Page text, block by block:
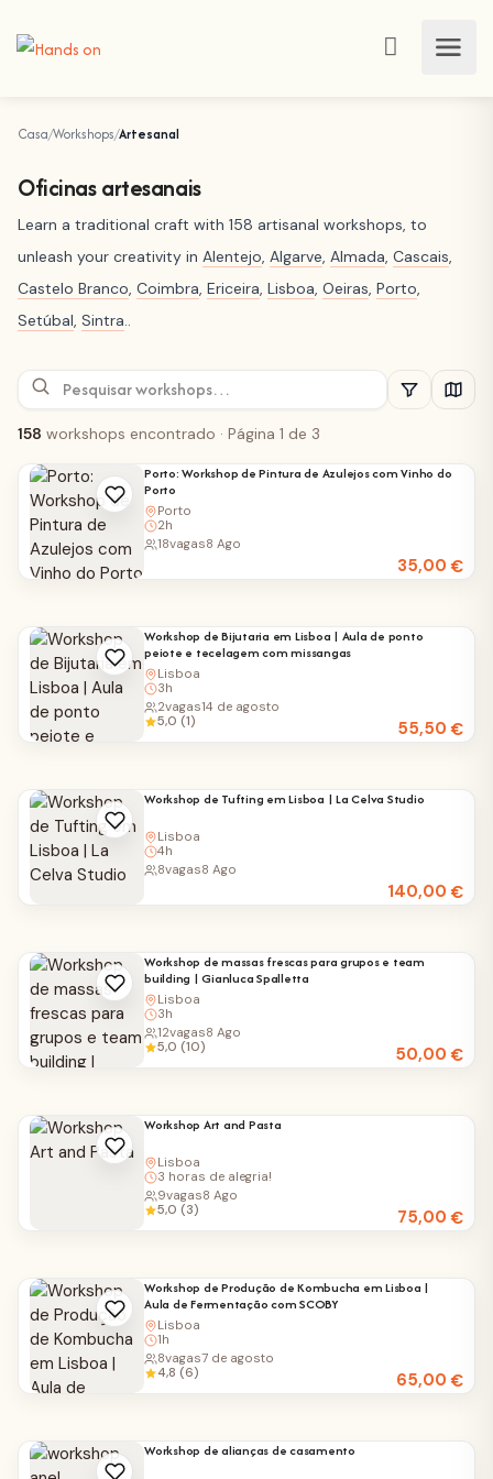
Casa Workshops Artesanal
Oficinas artesanais
Learn a traditional craft with 158 artisanal workshops, to
unleash your creativity in Alentejo, Algarve, Almada, Cascais,
Castelo Branco, Coimbra, Ericeira, Lisboa, Oeiras, Porto,
Setúbal, Sintra..
158 workshops encontrado · Página 1 de 3
Porto: Workshop de Pintura de Azulejos com Vinho do
Porto
Porto
2h
35,00€
18vagas8 Ago
Workshop de Bijutaria em Lisboa | Aula de ponto
peiote e tecelagem com missangas
Lisboa
3h
55,50€
2vagas14 de agosto
5,0 (1)
Workshop de Tufting em Lisboa | La Celva Studio
Lisboa
4h
140,00€
8vagas8 Ago
Workshop de massas frescas para grupos e team
building | Gianluca Spalletta
Lisboa
3h
50,00€
12vagas8 Ago
5,0 (10)
Workshop Art and Pasta
Lisboa
3 horas de alegria!
75,00€
9vagas8 Ago
5,0 (3)
Workshop de Produção de Kombucha em Lisboa |
Aula de Fermentação com SCOBY
Lisboa
1h
65,00€
8vagas7 de agosto
4,8 (6)
Workshop de alianças de casamento